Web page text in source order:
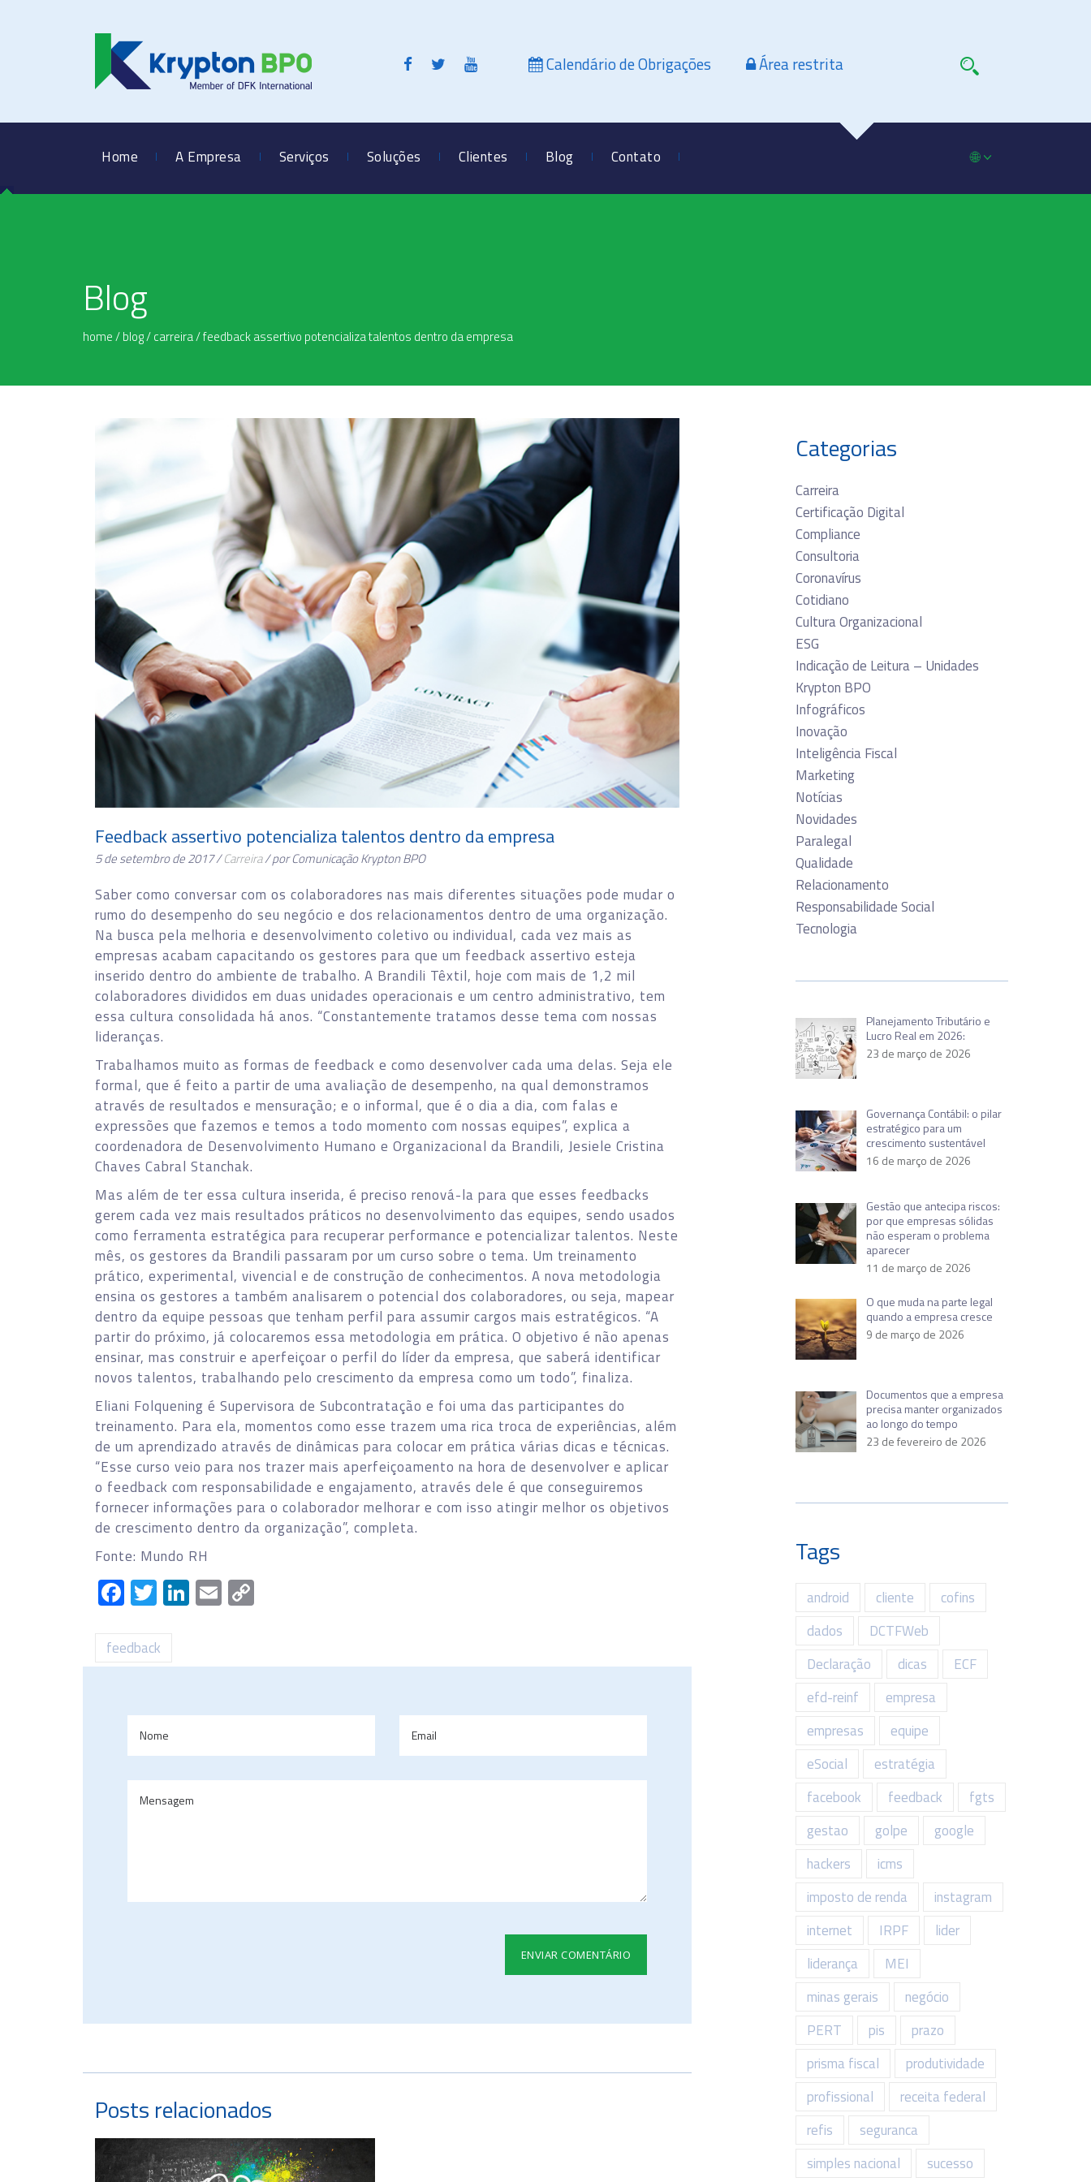
Calendário de Obrigações Área restrita
Home A Empresa Serviços Soluções Clientes Blog Contato 🌐
Blog
home/blog/carreira/feedback assertivo potencializa talentos dentro da empresa
Feedback assertivo potencializa talentos dentro da empresa
5 de setembro de 2017 /Carreira/ por Comunicação Krypton BPO
Saber como conversar com os colaboradores nas mais diferentes situações pode mudar o
rumo do desempenho do seu negócio e dos relacionamentos dentro de uma organização.
Na busca pela melhoria e desenvolvimento coletivo ou individual, cada vez mais as
empresas acabam capacitando os gestores para que um feedback assertivo esteja
inserido dentro do ambiente de trabalho. A Brandili Têxtil, hoje com mais de 1,2 mil
colaboradores divididos em duas unidades operacionais e um centro administrativo, tem
essa cultura consolidada há anos. “Constantemente tratamos desse tema com nossas
lideranças.
Trabalhamos muito as formas de feedback e como desenvolver cada uma delas. Seja ele
formal, que é feito a partir de uma avaliação de desempenho, na qual demonstramos
através de resultados e mensuração; e o informal, que é o dia a dia, com falas e
expressões que fazemos e temos a todo momento com nossas equipes”, explica a
coordenadora de Desenvolvimento Humano e Organizacional da Brandili, Jesiele Cristina
Chaves Cabral Stanchak.
Mas além de ter essa cultura inserida, é preciso renová-la para que esses feedbacks
gerem cada vez mais resultados práticos no desenvolvimento das equipes, sendo usados
como ferramenta estratégica para recuperar performance e potencializar talentos. Neste
mês, os gestores da Brandili passaram por um curso sobre o tema. Um treinamento
prático, experimental, vivencial e de construção de conhecimentos. A nova metodologia
ensina os gestores a também analisarem o potencial dos colaboradores, ou seja, mapear
dentro da equipe pessoas que tenham perfil para assumir cargos mais estratégicos. “A
partir do próximo, já colocaremos essa metodologia em prática. O objetivo é não apenas
ensinar, mas construir e aperfeiçoar o perfil do líder da empresa, que saberá identificar
novos talentos, trabalhando pelo crescimento da empresa como um todo”, finaliza.
Eliani Folquening é Supervisora de Subcontratação e foi uma das participantes do
treinamento. Para ela, momentos como esse trazem uma rica troca de experiências, além
de um aprendizado através de dinâmicas para colocar em prática várias dicas e técnicas.
“Esse curso veio para nos trazer mais aperfeiçoamento na hora de desenvolver e aplicar
o feedback com responsabilidade e engajamento, através dele é que conseguiremos
fornecer informações para o colaborador melhorar e com isso atingir melhor os objetivos
de crescimento dentro da organização”, completa.
Fonte: Mundo RH
Facebook
Twitter
LinkedIn
Email
feedback
Posts relacionados
Categorias
Carreira
Certificação Digital
Compliance
Consultoria
Coronavírus
Cotidiano
Cultura Organizacional
ESG
Indicação de Leitura – Unidades
Krypton BPO
Infográficos
Inovação
Inteligência Fiscal
Marketing
Notícias
Novidades
Paralegal
Qualidade
Relacionamento
Responsabilidade Social
Tecnologia
Planejamento Tributário e
Lucro Real em 2026:
23 de março de 2026
Governança Contábil: o pilar
estratégico para um
crescimento sustentável
16 de março de 2026
Gestão que antecipa riscos:
por que empresas sólidas
não esperam o problema
aparecer
11 de março de 2026
O que muda na parte legal
quando a empresa cresce
9 de março de 2026
Documentos que a empresa
precisa manter organizados
ao longo do tempo
23 de fevereiro de 2026
Tags
android cliente
cofins
dados
DCTFWeb
Declaração
dicas
ECF
efd-reinf
empresa
empresas
equipe
eSocial
estratégia
facebook
feedback
fgts
gestao
golpe
google
hackers
icms
imposto de renda
instagram
internet
IRPF
lider
liderança
MEI
minas gerais
negócio
PERT
pis
prazo
prisma fiscal
produtividade
profissional
receita federal
refis
seguranca
simples nacional
sucesso